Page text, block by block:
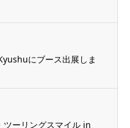
にブース出展しま
ツーリングスマイル in